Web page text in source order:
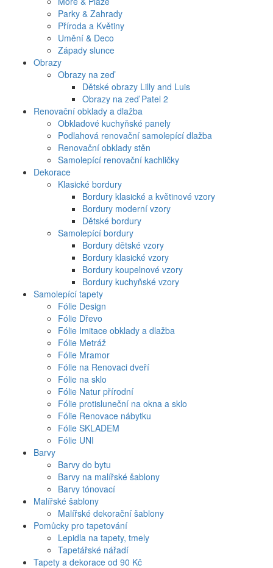
Parky & Zahrady
Příroda a Květiny
Umění & Deco
Západy slunce
Obrazy
Obrazy na zeď
Dětské obrazy Lilly and Luis
Obrazy na zeď Patel 2
Renovační obklady a dlažba
Obkladové kuchyňské panely
Podlahová renovační samolepící dlažba
Renovační obklady stěn
Samolepící renovační kachličky
Dekorace
Klasické bordury
Bordury klasické a květinové vzory
Bordury moderní vzory
Dětské bordury
Samolepící bordury
Bordury dětské vzory
Bordury klasické vzory
Bordury koupelnové vzory
Bordury kuchyňské vzory
Samolepící tapety
Fólie Design
Fólie Dřevo
Fólie Imitace obklady a dlažba
Fólie Metráž
Fólie Mramor
Fólie na Renovaci dveří
Fólie na sklo
Fólie Natur přírodní
Fólie protisluneční na okna a sklo
Fólie Renovace nábytku
Fólie SKLADEM
Fólie UNI
Barvy
Barvy do bytu
Barvy na malířské šablony
Barvy tónovací
Malířské šablony
Malířské dekorační šablony
Pomůcky pro tapetování
Lepidla na tapety, tmely
Tapetářské nářadí
Tapety a dekorace od 90 Kč